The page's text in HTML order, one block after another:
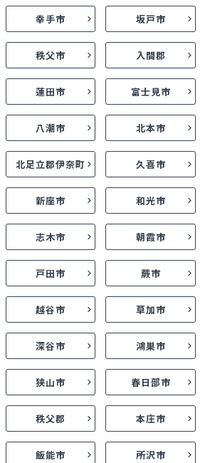
幸手市 坂戸市
秩父市 入間郡
蓮田市 富士見市
八潮市 北本市
北足立郡伊奈町 久喜市
新座市 和光市
志木市 朝霞市
戸田市 蕨市
越谷市 草加市
深谷市 鴻巣市
狭山市 春日部市
秩父郡 本庄市
飯能市 所沢市